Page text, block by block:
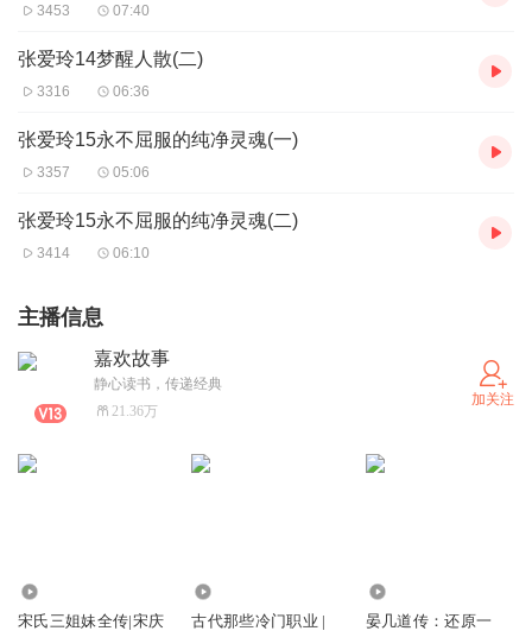
3453 07:40
张爱玲14梦醒人散(二)
3316 06:36
张爱玲15永不屈服的纯净灵魂(一)
3357 05:06
张爱玲15永不屈服的纯净灵魂(二)
3414 06:10
主播信息
嘉欢故事
静心读书，传递经典
21.36万
加关注
宋氏三姐妹全传|宋庆
古代那些冷门职业 |
晏几道传：还原一